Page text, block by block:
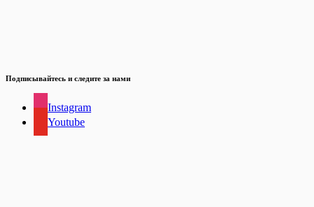
Подписывайтесь и следите за нами
Instagram
Youtube